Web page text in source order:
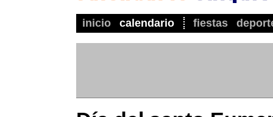
inicio calendario fiestas